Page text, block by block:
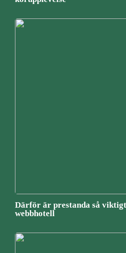
Därför är prestanda så
webbhotell